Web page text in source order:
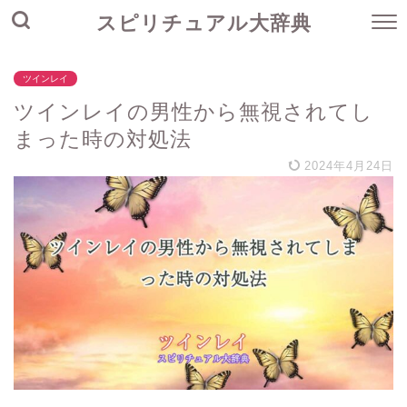
スピリチュアル大辞典
ツインレイ
ツインレイの男性から無視されてし
まった時の対処法
2024年4月24日